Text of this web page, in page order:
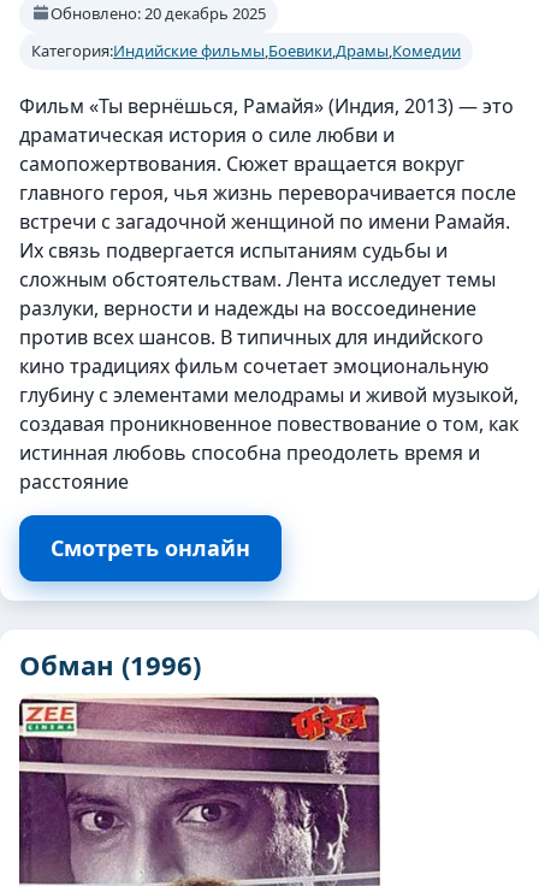
Обновлено: 20 декабрь 2025
Категория:Индийские фильмы,Боевики,Драмы,Комедии
Фильм «Ты вернёшься, Рамайя» (Индия, 2013) — это
драматическая история о силе любви и
самопожертвования. Сюжет вращается вокруг
главного героя, чья жизнь переворачивается после
встречи с загадочной женщиной по имени Рамайя.
Их связь подвергается испытаниям судьбы и
сложным обстоятельствам. Лента исследует темы
разлуки, верности и надежды на воссоединение
против всех шансов. В типичных для индийского
кино традициях фильм сочетает эмоциональную
глубину с элементами мелодрамы и живой музыкой,
создавая проникновенное повествование о том, как
истинная любовь способна преодолеть время и
расстояние
Смотреть онлайн
Обман (1996)